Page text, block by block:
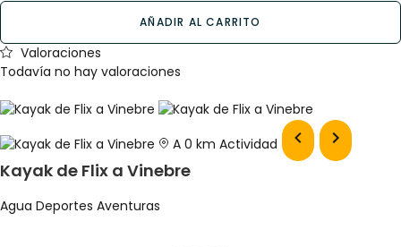
AÑADIR AL CARRITO
Valoraciones
Todavía no hay valoraciones
A 0 km Actividad
Kayak de Flix a Vinebre
Agua Deportes Aventuras